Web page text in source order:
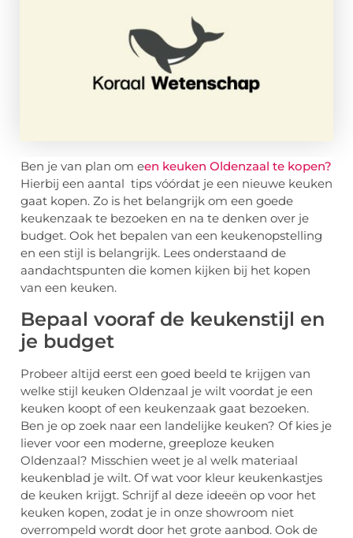
Ben je van plan om een keuken Oldenzaal te kopen?
Hierbij een aantal tips vóórdat je een nieuwe keuken
gaat kopen. Zo is het belangrijk om een goede
keukenzaak te bezoeken en na te denken over je
budget. Ook het bepalen van een keukenopstelling
en een stijl is belangrijk. Lees onderstaand de
aandachtspunten die komen kijken bij het kopen
van een keuken.
Bepaal vooraf de keukenstijl en
je budget
Probeer altijd eerst een goed beeld te krijgen van
welke stijl keuken Oldenzaal je wilt voordat je een
keuken koopt of een keukenzaak gaat bezoeken.
Ben je op zoek naar een landelijke keuken? Of kies je
liever voor een moderne, greeploze keuken
Oldenzaal? Misschien weet je al welk materiaal
keukenblad je wilt. Of wat voor kleur keukenkastjes
de keuken krijgt. Schrijf al deze ideeën op voor het
keuken kopen, zodat je in onze showroom niet
overrompeld wordt door het grote aanbod. Ook de